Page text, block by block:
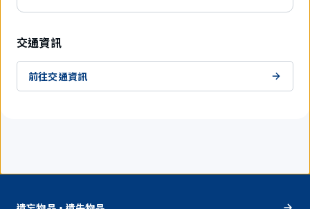
交通資訊
前往交通資訊